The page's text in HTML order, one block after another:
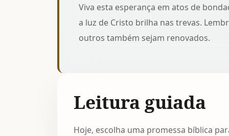
Viva esta esperança em atos de
a luz de Cristo brilha nas trevas.
outros também sejam renovados.
Leitura guiada
Hoje, escolha uma promessa bíblica